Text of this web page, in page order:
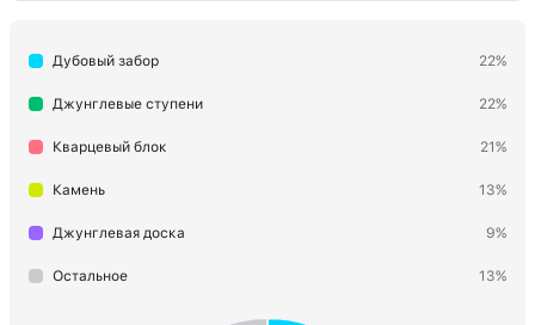
Дубовый забор 22%
Джунглевые ступени 22%
Кварцевый блок 21%
Камень 13%
Джунглевая доска 9%
Остальное 13%